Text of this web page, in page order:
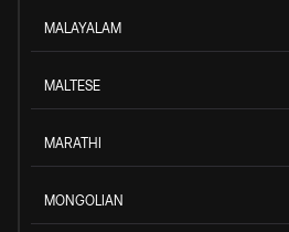
MALAYALAM
MALTESE
MARATHI
MONGOLIAN